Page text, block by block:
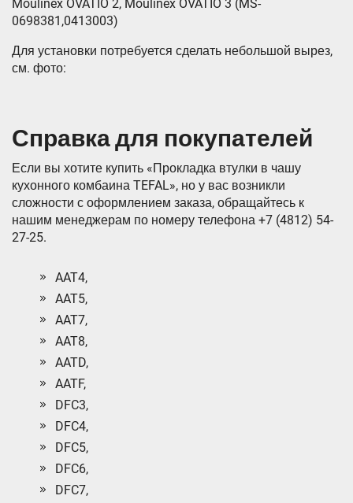
Moulinex OVATIO 2, Moulinex OVATIO 3 (MS-
0698381,0413003)
Для установки потребуется сделать небольшой вырез,
см. фото:
Справка для покупателей
Если вы хотите купить «Прокладка втулки в чашу
кухонного комбаина TEFAL», но у вас возникли
сложности с оформлением заказа, обращайтесь к
нашим менеджерам по номеру телефона +7 (4812) 54-
27-25.
AAT4,
AAT5,
AAT7,
AAT8,
AATD,
AATF,
DFC3,
DFC4,
DFC5,
DFC6,
DFC7,